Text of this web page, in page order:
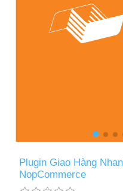
Plugin Giao Hàng
NopCommerce